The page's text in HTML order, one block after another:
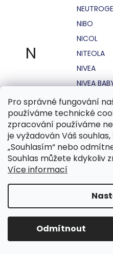
Pro správné fungování
používáme technické
zpracování používáme
je vyžadován Váš
„Souhlasím“ nebo
Souhlas můžete kdykoliv
Více informací
Odmítnout
N
NIBO
NICOL
NITEOLA
NIVEA
NIVEA
NIVEA MEN
NIVEA SUN
NO
NOHEL
NORDICS
NUK
O.B.
OASIS